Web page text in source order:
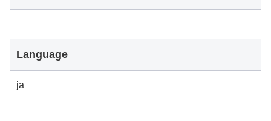
Language
ja